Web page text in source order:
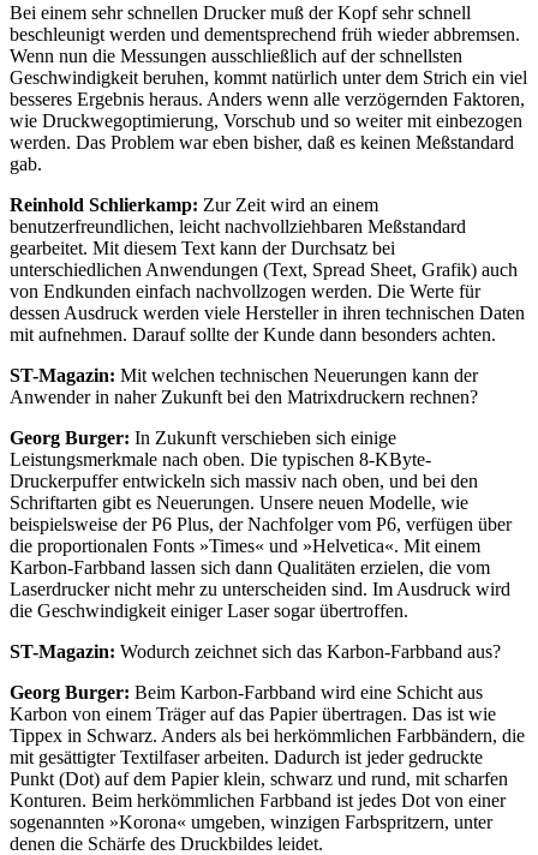
Bei einem sehr schnellen Drucker muß der Kopf sehr schnell
beschleunigt werden und dementsprechend früh wieder abbremsen.
Wenn nun die Messungen ausschließlich auf der schnellsten
Geschwindigkeit beruhen, kommt natürlich unter dem Strich ein viel
besseres Ergebnis heraus. Anders wenn alle verzögernden Faktoren,
wie Druckwegoptimierung, Vorschub und so weiter mit einbezogen
werden. Das Problem war eben bisher, daß es keinen Meßstandard
gab.
Reinhold Schlierkamp: Zur Zeit wird an einem
benutzerfreundlichen, leicht nachvollziehbaren Meßstandard
gearbeitet. Mit diesem Text kann der Durchsatz bei
unterschiedlichen Anwendungen (Text, Spread Sheet, Grafik) auch
von Endkunden einfach nachvollzogen werden. Die Werte für
dessen Ausdruck werden viele Hersteller in ihren technischen Daten
mit aufnehmen. Darauf sollte der Kunde dann besonders achten.
ST-Magazin: Mit welchen technischen Neuerungen kann der
Anwender in naher Zukunft bei den Matrixdruckern rechnen?
Georg Burger: In Zukunft verschieben sich einige
Leistungsmerkmale nach oben. Die typischen 8-KByte-
Druckerpuffer entwickeln sich massiv nach oben, und bei den
Schriftarten gibt es Neuerungen. Unsere neuen Modelle, wie
beispielsweise der P6 Plus, der Nachfolger vom P6, verfügen über
die proportionalen Fonts »Times« und »Helvetica«. Mit einem
Karbon-Farbband lassen sich dann Qualitäten erzielen, die vom
Laserdrucker nicht mehr zu unterscheiden sind. Im Ausdruck wird
die Geschwindigkeit einiger Laser sogar übertroffen.
ST-Magazin: Wodurch zeichnet sich das Karbon-Farbband aus?
Georg Burger: Beim Karbon-Farbband wird eine Schicht aus
Karbon von einem Träger auf das Papier übertragen. Das ist wie
Tippex in Schwarz. Anders als bei herkömmlichen Farbbändern, die
mit gesättigter Textilfaser arbeiten. Dadurch ist jeder gedruckte
Punkt (Dot) auf dem Papier klein, schwarz und rund, mit scharfen
Konturen. Beim herkömmlichen Farbband ist jedes Dot von einer
sogenannten »Korona« umgeben, winzigen Farbspritzern, unter
denen die Schärfe des Druckbildes leidet.